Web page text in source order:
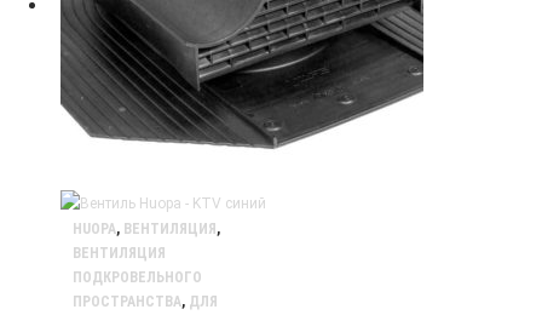
HUOPA, ВЕНТИЛЯЦИЯ,
ВЕНТИЛЯЦИЯ
ПОДКРОВЕЛЬНОГО
ПРОСТРАНСТВА, ДЛЯ